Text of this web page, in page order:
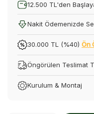
12.500 TL'den
Nakit Ödemenizde
30.000 TL (%40) Ön
Öngörülen Teslimat
Kurulum & Montaj